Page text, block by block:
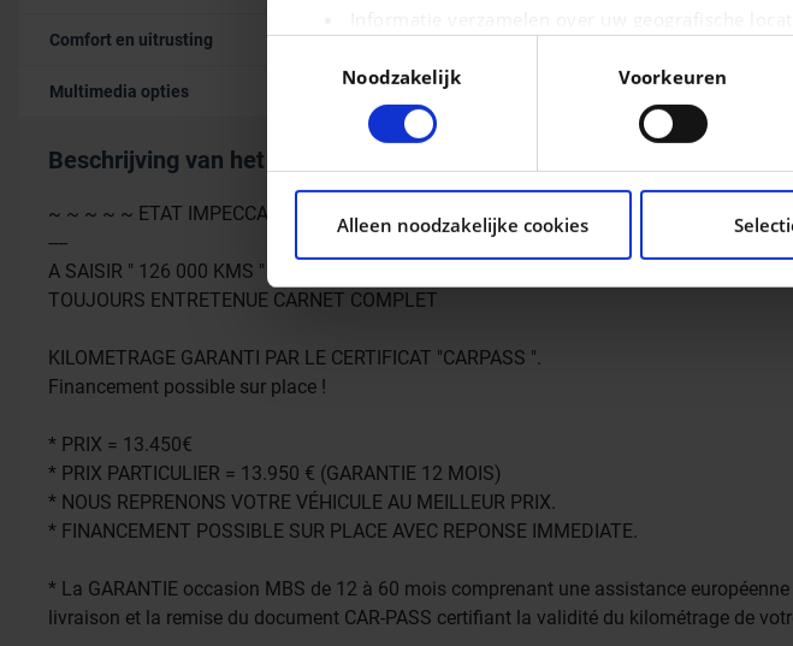
Lees meer over hoe uw persoonlijke gegevens worden
kunt uw toestemming op elk moment wijzigen of
We gebruiken cookies om content en advertenties te
ons websiteverkeer te analyseren. Ook delen we
social media, adverteren en analyse. Deze partners
aan ze heeft verstrekt of die ze hebben verzameld op
Noodzakelijk
Voorkeuren
Alleen noodzakelijke cookies
Comfort en uitrusting
Multimedia opties
Beschrijving van het voertuig occasie
~ ~ ~ ~ ~ ETAT IMPECCABLE ~ ~ ~ ~ ~
----
A SAISIR " 126 000 KMS " " PROPRIETAIRE NON FUMEUR ".
TOUJOURS ENTRETENUE CARNET COMPLET
KILOMETRAGE GARANTI PAR LE CERTIFICAT "CARPASS ".
Financement possible sur place !
* PRIX = 13.450€
* PRIX PARTICULIER = 13.950 € (GARANTIE 12 MOIS)
* NOUS REPRENONS VOTRE VÉHICULE AU MEILLEUR PRIX.
* FINANCEMENT POSSIBLE SUR PLACE AVEC REPONSE IMMEDIATE.
* La GARANTIE occasion MBS de 12 à 60 mois comprenant une assistance
livraison et la remise du document CAR-PASS certifiant la validité du kilométrage de